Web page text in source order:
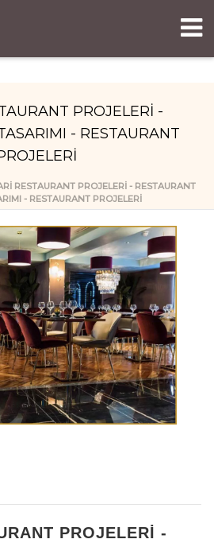
PROJELERİ -
- RESTAURANT
RESTAURANT PROJELERİ - RESTAURANT
- RESTAURANT PROJELERİ
PROJELERİ -